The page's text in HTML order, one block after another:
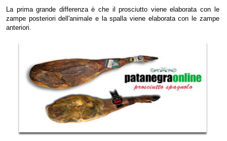
La prima grande differenza è che il prosciutto viene elaborata con le
zampe posteriori dell'animale e la spalla viene elaborata con le zampe
anteriori.